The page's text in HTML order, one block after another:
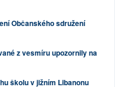
Občanského sdružení
z vesmíru upozornily na
školu v jižním Libanonu